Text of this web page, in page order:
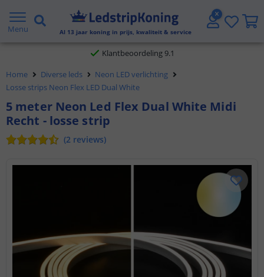
Menu Al 13 jaar koning in prijs, kwaliteit & service
Gratis verzending vanaf € 20,- NL en BE
Klantbeoordeling 9.1
Voor 23:45 uur besteld,morgen in huis
Home Diverse leds
Neon LED verlichting
Losse strips Neon Flex LED Dual White
5 meter Neon Led Flex Dual White Midi
Recht - losse strip
(2 reviews)